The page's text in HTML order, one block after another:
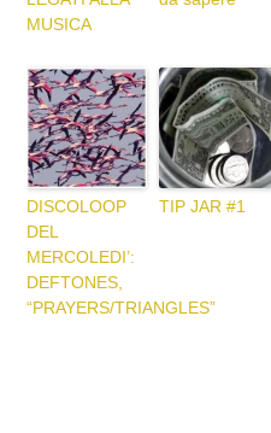
MUSICA
DISCOLOOP
DEL
MERCOLEDI’:
DEFTONES,
“PRAYERS/TRIANGLES”
TIP JAR #1